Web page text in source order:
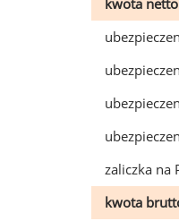
kwota netto
zaliczka na
kwota